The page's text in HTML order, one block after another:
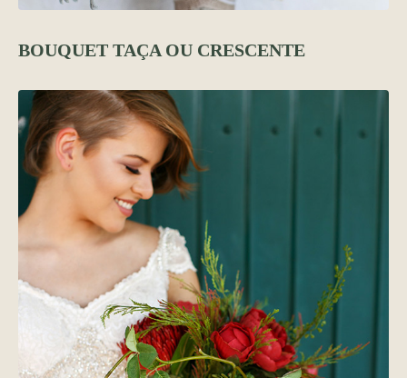
BOUQUET TAÇA OU CRESCENTE